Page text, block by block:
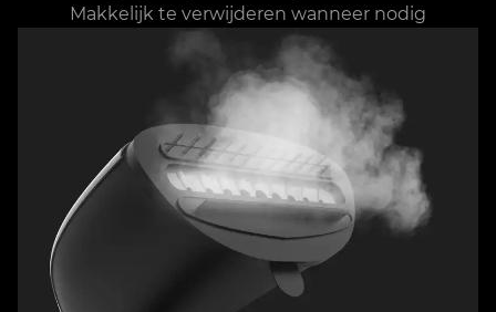
Makkelijk te verwijderen wanneer nodig